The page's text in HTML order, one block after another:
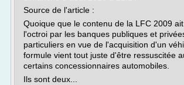
Source de l'article :
Quoique que le contenu de la LFC 2009
l'octroi par les banques publiques et
particuliers en vue de l'acquisition d'un
formule vient tout juste d'être ressuscitée
certains concessionnaires automobiles.
Ils sont deux...